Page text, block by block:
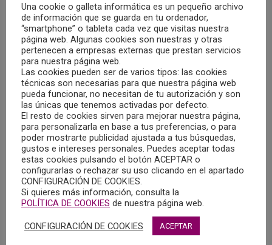
negativamente en la familia, en las relaciones sociales y
laborales.
La enfermedad suele aparecer de forma abrupta en la
adolescencia o edad adulta, con frecuencia acompañado
de un factor estresante ambiental. En algunos casos se
asocian recaídas con un patrón estacional, episodios
depresivos en primavera, maníacos en verano y
depresivos en otoño e invierno. Una mala evolución viene
asociada al mal cumplimiento del tratamiento, consumo
de alcohol y drogas, o falta de apoyo psicológico y social.
La tasa de suicidio en personas afectadas está en el 10-
15%, por lo que aprender a detectar síntomas de recaída y
realizar actividades estructuradas adquiere relevancia para
minimizar riesgos.
Una cookie o galleta informática es un pequeño archivo
de información que se guarda en tu ordenador,
“smartphone” o tableta cada vez que visitas nuestra
página web. Algunas cookies son nuestras y otras
pertenecen a empresas externas que prestan servicios
para nuestra página web.
Las cookies pueden ser de varios tipos: las cookies
técnicas son necesarias para que nuestra página web
pueda funcionar, no necesitan de tu autorización y son
las únicas que tenemos activadas por defecto.
El resto de cookies sirven para mejorar nuestra página,
para personalizarla en base a tus preferencias, o para
poder mostrarte publicidad ajustada a tus búsquedas,
gustos e intereses personales. Puedes aceptar todas
estas cookies pulsando el botón ACEPTAR o
configurarlas o rechazar su uso clicando en el apartado
CONFIGURACIÓN DE COOKIES.
Si quieres más información, consulta la
POLÍTICA DE COOKIES de nuestra página web.
CONFIGURACIÓN DE COOKIES ACEPTAR